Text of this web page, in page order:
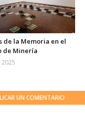
de la Memoria en el
de Minería
2025
UN COMENTARIO